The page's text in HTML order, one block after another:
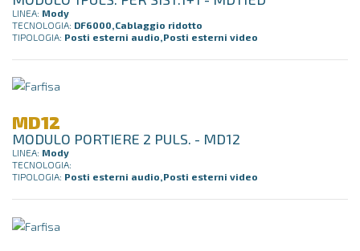
LINEA: Mody
TECNOLOGIA: DF6000,Cablaggio ridotto
TIPOLOGIA: Posti esterni audio,Posti esterni video
MD12
MODULO PORTIERE 2 PULS. - MD12
LINEA: Mody
TECNOLOGIA:
TIPOLOGIA: Posti esterni audio,Posti esterni video